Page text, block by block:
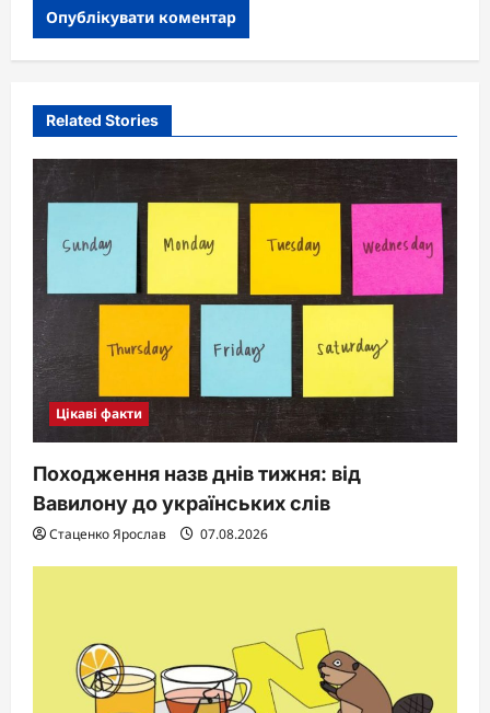
Related Stories
Цікаві факти
Походження назв днів тижня: від
Вавилону до українських слів
Стаценко Ярослав 07.08.2026